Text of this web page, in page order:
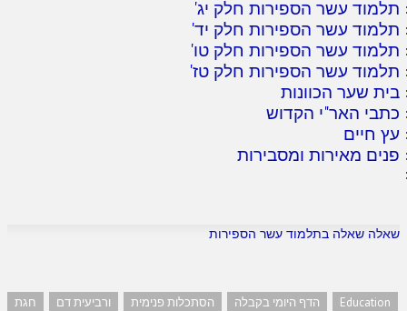
תלמוד עשר הספירות חלק יג'
תלמוד עשר הספירות חלק יד'
תלמוד עשר הספירות חלק טו'
תלמוד עשר הספירות חלק טז'
בית שער הכוונות
כתבי האר"י הקדוש
עץ חיים
פנים מאירות ומסבירות
שאלה שאלה בתלמוד עשר הספירות
Education הדף היומי בקבלה הסתכלות פנימית ורביעית דם
חגת